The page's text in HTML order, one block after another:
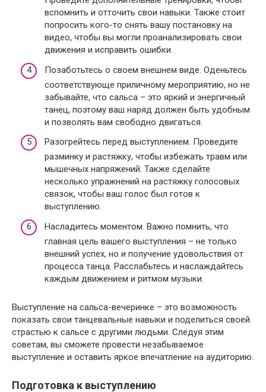
вспомнить и отточить свои навыки. Также стоит
попросить кого-то снять вашу постановку на
видео, чтобы вы могли проанализировать свои
движения и исправить ошибки.
Позаботьтесь о своем внешнем виде. Оденьтесь
соответствующе приличному мероприятию, но не
забывайте, что сальса – это яркий и энергичный
танец, поэтому ваш наряд должен быть удобным
и позволять вам свободно двигаться.
Разогрейтесь перед выступлением. Проведите
разминку и растяжку, чтобы избежать травм или
мышечных напряжений. Также сделайте
несколько упражнений на растяжку голосовых
связок, чтобы ваш голос был готов к
выступлению.
Насладитесь моментом. Важно помнить, что
главная цель вашего выступления – не только
внешний успех, но и получение удовольствия от
процесса танца. Расслабьтесь и наслаждайтесь
каждым движением и ритмом музыки.
Выступление на сальса-вечеринке – это возможность
показать свои танцевальные навыки и поделиться своей
страстью к сальсе с другими людьми. Следуя этим
советам, вы сможете провести незабываемое
выступление и оставить яркое впечатление на аудиторию.
Подготовка к выступлению